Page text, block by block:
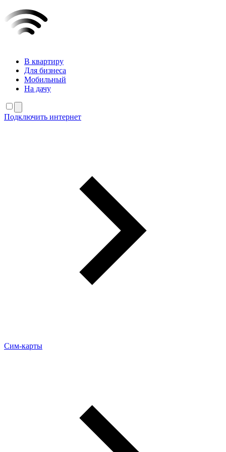
В квартиру
Для бизнеса
Мобильный
На дачу
Подключить интернет
Сим-карты